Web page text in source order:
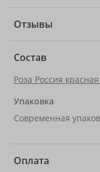
Отзывы
Состав
Роза Россия
Упаковка
Современная
Оплата